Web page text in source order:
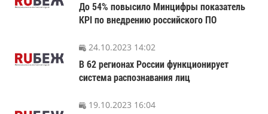
До 54% повысило Минцифры показатель
KPI по внедрению российского ПО
24.10.2023 14:02
В 62 регионах России функционирует
система распознавания лиц
19.10.2023 16:04